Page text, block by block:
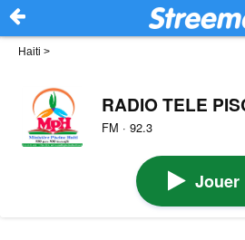
Haiti >
RADIO TELE
FM · 92.3
Jouer